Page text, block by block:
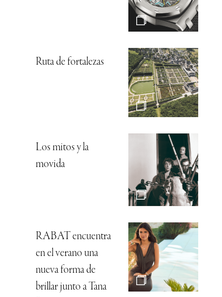
Ruta de fortalezas
Los mitos y la
movida
RABAT encuentra
en el verano una
nueva forma de
brillar junto a Tana